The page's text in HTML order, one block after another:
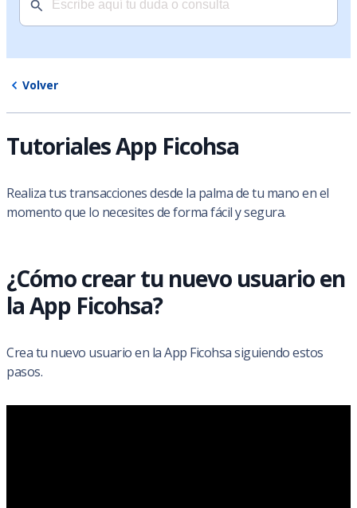
Volver
Tutoriales App Ficohsa
Realiza tus transacciones desde la palma de tu mano en el
momento que lo necesites de forma fácil y segura.
¿Cómo crear tu nuevo usuario en
la App Ficohsa?
Crea tu nuevo usuario en la App Ficohsa siguiendo estos
pasos.